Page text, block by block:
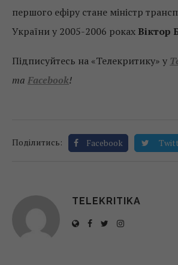
першого ефіру стане міністр
України у 2005-2006 роках Віктор
Підписуйтесь на «Телекритику» у
та Facebook!
Поділитись: Facebook
TELEKRITIKA